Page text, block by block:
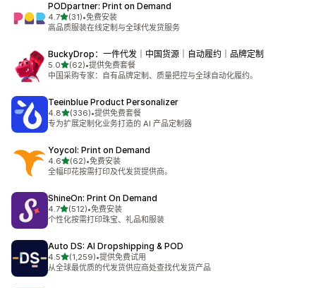
PODpartner: Print on Demand
4.7星（满分 5 星）
(31)
总共 31 条评论
•免费安装
高品质服装在线定制与全球代发货服务
BuckyDrop：一件代发｜中国货源｜自动履约｜品牌定制
5.0星（满分 5 星）
(62)
总共 62 条评论
•提供免费套餐
中国采购专家：自有品牌定制、质量把控与全球自动化履约。
Teeinblue Product Personalizer
4.8星（满分 5 星）
(336)
总共 336 条评论
•提供免费套餐
专为扩展定制化业务打造的 AI 产品定制器
Yoycol: Print on Demand
4.6星（满分 5 星）
(62)
总共 62 条评论
•免费安装
全幅印花按需打印及代发货提供商。
ShineOn: Print On Demand
4.7星（满分 5 星）
(512)
总共 512 条评论
•免费安装
个性化按需打印珠宝、礼品和服装
Auto DS: AI Dropshipping & POD
4.5星（满分 5 星）
(1,259)
总共 1259 条评论
•提供免费试用
从全球最优质的代发货供应商处查找代发货产品